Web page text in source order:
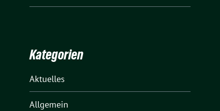
Kategorien
Aktuelles
Allgemein